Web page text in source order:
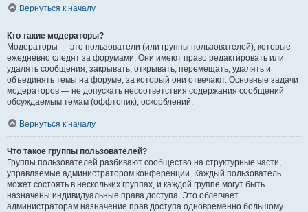
Вернуться к началу
Кто такие модераторы?
Модераторы — это пользователи (или группы пользователей), которые
ежедневно следят за форумами. Они имеют право редактировать или
удалять сообщения, закрывать, открывать, перемещать, удалять и
объединять темы на форуме, за который они отвечают. Основные задачи
модераторов — не допускать несоответствия содержания сообщений
обсуждаемым темам (оффтопик), оскорблений.
Вернуться к началу
Что такое группы пользователей?
Группы пользователей разбивают сообщество на структурные части,
управляемые администратором конференции. Каждый пользователь
может состоять в нескольких группах, и каждой группе могут быть
назначены индивидуальные права доступа. Это облегчает
администраторам назначение прав доступа одновременно большому